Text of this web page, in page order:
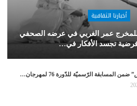
أخبارنا الثقافية
للمخرج عمر الغربي في عرضه الصحفي
تجسد الأفكار في…
المسابقة الرّسميّة للدّورة 76 لمهرجان…